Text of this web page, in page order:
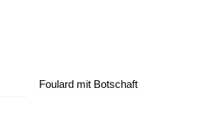
Foulard mit Botschaft